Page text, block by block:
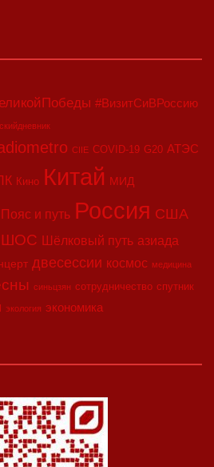
#ВизитСиВРоссию
CIIE COVID-19 G20 АТЭС
Кино Китай МИД
Пояс и путь Россия США
ШОС Шёлковый путь азиада
двесессии космос медицина
синьцзян сотрудничество спутник
экология экономика